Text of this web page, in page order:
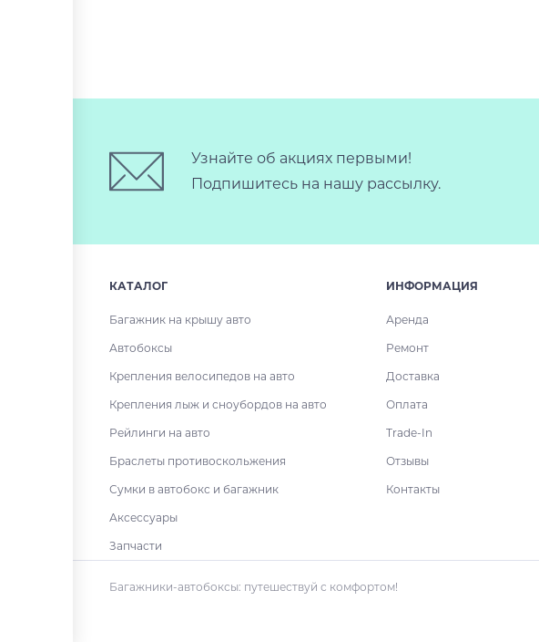
Узнайте об акциях первыми!
Подпишитесь на нашу рассылку.
КАТАЛОГ
Багажник на крышу авто
Автобоксы
Крепления велосипедов на авто
Крепления лыж и сноубордов на авто
Рейлинги на авто
Браслеты противоскольжения
Сумки в автобокс и багажник
Аксессуары
Запчасти
ИНФОРМАЦИЯ
Аренда
Ремонт
Доставка
Оплата
Trade-In
Отзывы
Контакты
Багажники-автобоксы: путешествуй с комфортом!